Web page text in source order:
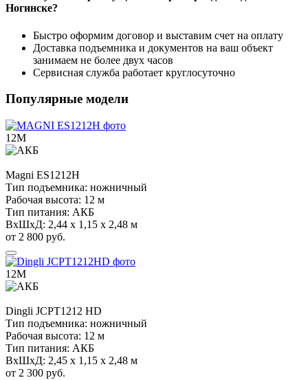
Ногинске?
Быстро оформим договор и выставим счет на оплату
Доставка подъемника и документов на ваш объект
занимаем не более двух часов
Сервисная служба работает круглосуточно
Популярные модели
12М
Magni ES1212H
Тип подъемника: ножничный
Рабочая высота: 12 м
Тип питания: АКБ
ВхШхД: 2,44 х 1,15 х 2,48 м
от 2 800 руб.
12М
Dingli JCPT1212 HD
Тип подъемника: ножничный
Рабочая высота: 12 м
Тип питания: АКБ
ВхШхД: 2,45 х 1,15 х 2,48 м
от 2 300 руб.